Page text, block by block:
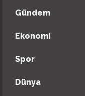
Gündem
Ekonomi
Spor
Dünya